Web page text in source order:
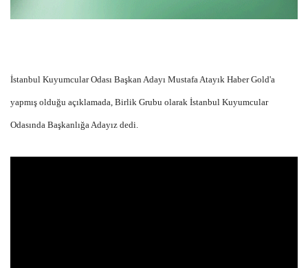
İstanbul Kuyumcular Odası Başkan Adayı Mustafa Atayık Haber Gold'a
yapmış olduğu açıklamada, Birlik Grubu olarak İstanbul Kuyumcular
Odasında Başkanlığa Adayız dedi.